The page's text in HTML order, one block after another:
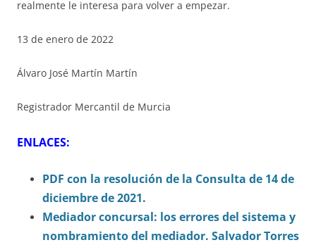
realmente le interesa para volver a empezar.
13 de enero de 2022
Álvaro José Martín Martín
Registrador Mercantil de Murcia
ENLACES:
PDF con la resolución de la Consulta de 14 de
diciembre de 2021.
Mediador concursal: los errores del sistema y
nombramiento del mediador. Salvador Torres